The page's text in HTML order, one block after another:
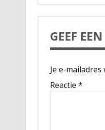
GEEF
Je e-
Reactie *